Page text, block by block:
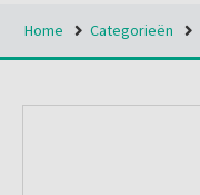
Home Categorieën